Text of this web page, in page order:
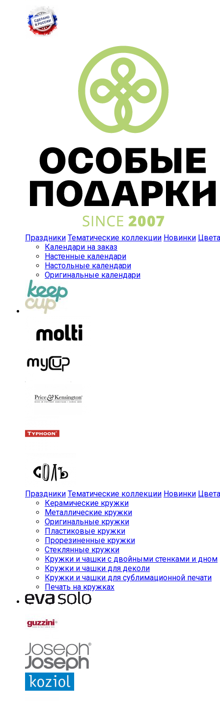
Праздники Тематические коллекции Новинки Цвета
Календари на заказ
Настенные календари
Настольные календари
Оригинальные календари
Праздники Тематические коллекции Новинки Цвета
Керамические кружки
Металлические кружки
Оригинальные кружки
Пластиковые кружки
Прорезиненные кружки
Стеклянные кружки
Кружки и чашки с двойными стенками и дном
Кружки и чашки для деколи
Кружки и чашки для сублимационной печати
Печать на кружках